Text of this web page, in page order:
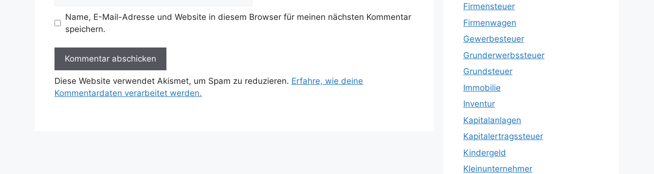
Name, E-Mail-Adresse und Website in diesem Browser für meinen nächsten Kommentar
speichern.
Diese Website verwendet Akismet, um Spam zu reduzieren. Erfahre, wie deine
Kommentardaten verarbeitet werden.
Firmensteuer
Firmenwagen
Gewerbesteuer
Grunderwerbssteuer
Grundsteuer
Immobilie
Inventur
Kapitalanlagen
Kapitalertragssteuer
Kindergeld
Kleinunternehmer